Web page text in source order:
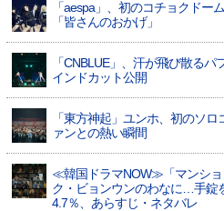
「aespa」、初のコチョクド
「皆さんのおかげ」
「CNBLUE」、汗が飛び散る
インドカット公開
「東方神起」ユンホ、初のソ
ァンとの熱い瞬間
≪韓国ドラマNOW≫「マンショ
ク・ビョンウンのわなに…手錠
4.7％、あらすじ・ネタバレ